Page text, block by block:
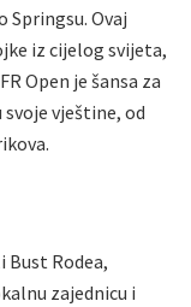
Springsu. Ovaj
iz cijelog svijeta,
Open je šansa za
vještine, od
Bust Rodea,
zajednicu i